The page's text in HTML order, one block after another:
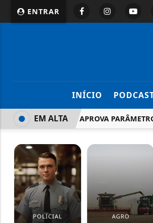
ENTRAR
INÍCIO
COMISSÃO APROVA PARÂMETROS
EM ALTA
POLICIAL AGRO